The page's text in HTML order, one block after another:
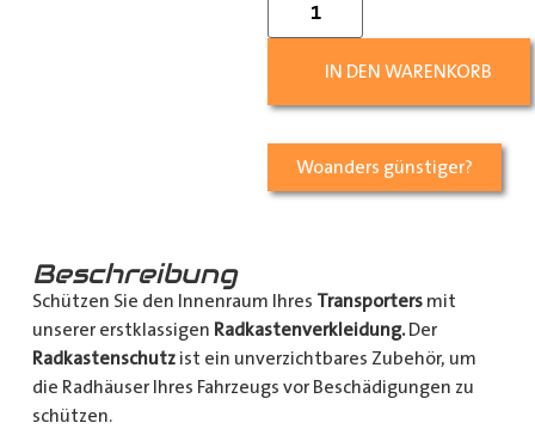
IN DEN WARENKORB
Woanders günstiger?
Beschreibung
Schützen Sie den Innenraum Ihres Transportersmit
unserer erstklassigen Radkastenverkleidung.Der
Radkastenschutzist ein unverzichtbares Zubehör, um
die Radhäuser Ihres Fahrzeugs vor Beschädigungen zu
schützen.